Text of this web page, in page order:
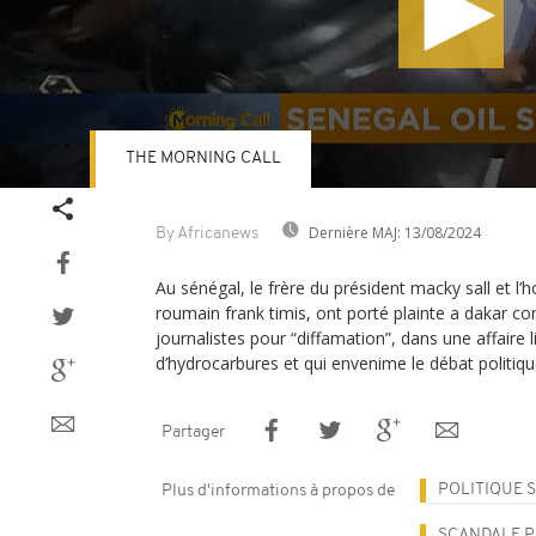
By Africanews Dernière MAJ: 13/08/2024
THE MORNING CALL
Au sénégal, le frère du président macky sall et
roumain frank timis, ont porté plainte a dakar
journalistes pour “diffamation”, dans une affaire
d’hydrocarbures et qui envenime le débat
Partager
Plus d'informations à propos de POLITIQUE